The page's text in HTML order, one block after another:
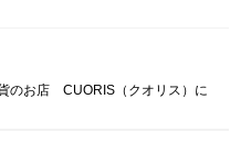
のお店 CUORIS（クオリス）に